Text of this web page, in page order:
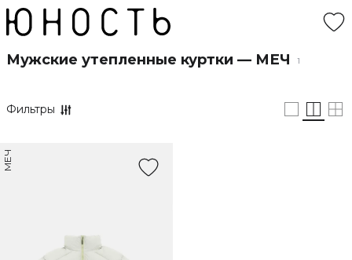
Мужские утепленные куртки — МЕЧ 1
Фильтры
МЕЧ